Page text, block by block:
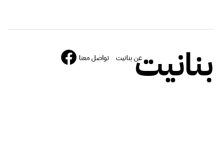
بنانيتعن بنانيت تواصل معنا